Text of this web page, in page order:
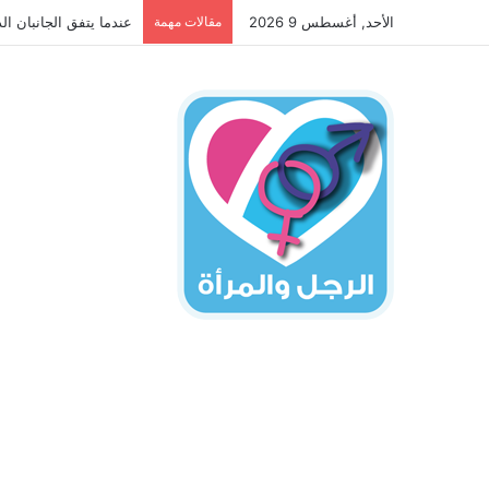
الأحد, أغسطس 9 2026 مقالات مهمة عندما يتفق الجانبان